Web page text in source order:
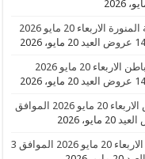
عروض التميمي المدينة المنورة الاربعاء 20 مايو 2026
20 مايو، 2026
عروض التميمي حفر الباطن الاربعاء 20 مايو 2026
20 مايو، 2026
عروض التميمي الرياض الاربعاء 20 مايو 2026 الموافق
20 مايو، 2026
عروض التميمي الدمام الاربعاء 20 مايو 2026 الموافق 3